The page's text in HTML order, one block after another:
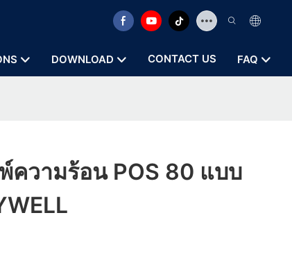
DOWNLOAD CONTACT US FAQ
ความร้อน POS 80 แบบ